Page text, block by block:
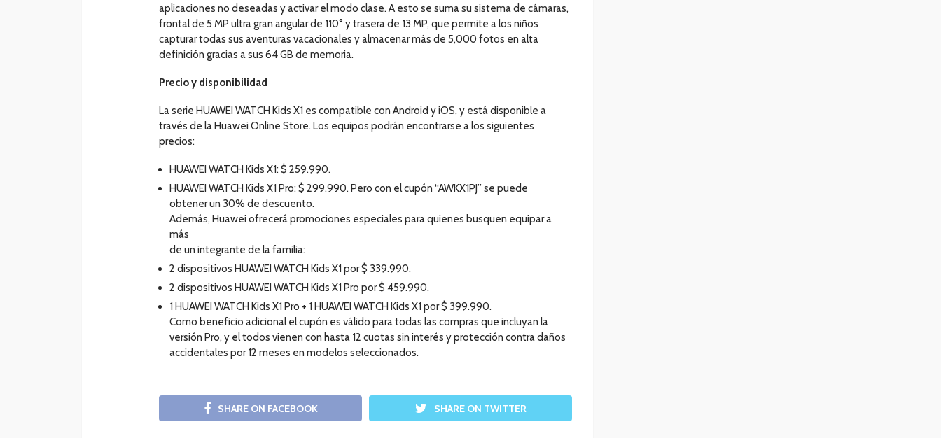
aplicaciones no deseadas y activar el modo clase. A esto se suma su sistema de cámaras,
frontal de 5 MP ultra gran angular de 110° y trasera de 13 MP, que permite a los niños
capturar todas sus aventuras vacacionales y almacenar más de 5,000 fotos en alta
definición gracias a sus 64 GB de memoria.
Precio y disponibilidad
La serie HUAWEI WATCH Kids X1 es compatible con Android y iOS, y está disponible a
través de la Huawei Online Store. Los equipos podrán encontrarse a los siguientes
precios:
HUAWEI WATCH Kids X1: $ 259.990.
HUAWEI WATCH Kids X1 Pro: $ 299.990. Pero con el cupón “AWKX1PJ” se puede
obtener un 30% de descuento.
Además, Huawei ofrecerá promociones especiales para quienes busquen equipar a
más
de un integrante de la familia:
2 dispositivos HUAWEI WATCH Kids X1 por $ 339.990.
2 dispositivos HUAWEI WATCH Kids X1 Pro por $ 459.990.
1 HUAWEI WATCH Kids X1 Pro + 1 HUAWEI WATCH Kids X1 por $ 399.990.
Como beneficio adicional el cupón es válido para todas las compras que incluyan la
versión Pro, y el todos vienen con hasta 12 cuotas sin interés y protección contra daños
accidentales por 12 meses en modelos seleccionados.
SHARE ON FACEBOOK SHARE ON TWITTER